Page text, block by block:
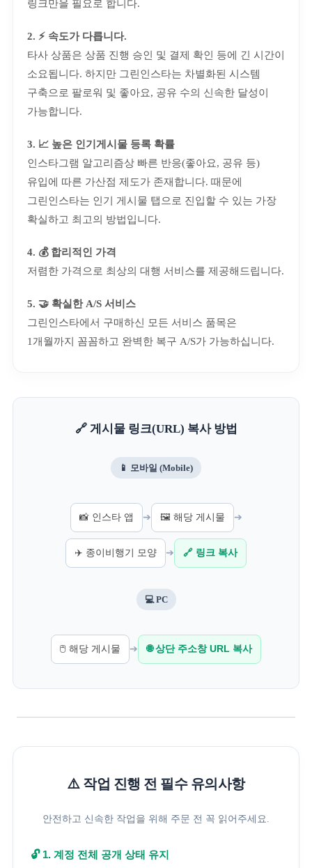
링크만을 필요로 합니다.
2. ⚡ 속도가 다릅니다.
타사 상품은 상품 진행 승인 및 결제 확인 등에 긴 시간이
소요됩니다. 하지만 그린인스타는 차별화된 시스템
구축으로 팔로워 및 좋아요, 공유 수의 신속한 달성이
가능합니다.
3. 📈 높은 인기게시물 등록 확률
인스타그램 알고리즘상 빠른 반응(좋아요, 공유 등)
유입에 따른 가산점 제도가 존재합니다. 때문에
그린인스타는 인기 게시물 탭으로 진입할 수 있는 가장
확실하고 최고의 방법입니다.
4. 💰 합리적인 가격
저렴한 가격으로 최상의 대행 서비스를 제공해드립니다.
5. 🤝 확실한 A/S 서비스
그린인스타에서 구매하신 모든 서비스 품목은
1개월까지 꼼꼼하고 완벽한 복구 A/S가 가능하십니다.
🔗 게시물 링크(URL) 복사 방법
📱 모바일 (Mobile)
📸 인스타 앱 ➔ 🖼️ 해당 게시물 ➔
✈️ 종이비행기 모양 ➔ 🔗 링크 복사
💻 PC
🖱️ 해당 게시물 ➔ 🌐 상단 주소창 URL 복사
⚠️ 작업 진행 전 필수 유의사항
안전하고 신속한 작업을 위해 주문 전 꼭 읽어주세요.
🔓 1. 계정 전체 공개 상태 유지